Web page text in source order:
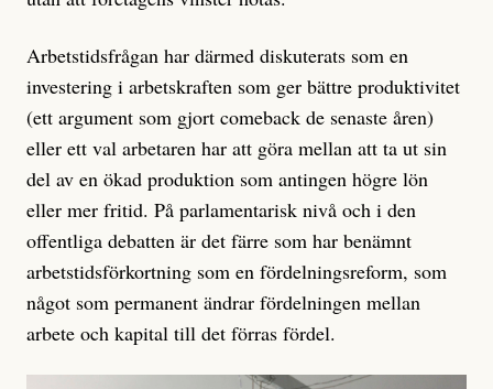
Arbetstidsfrågan har därmed diskuterats som en
investering i arbetskraften som ger bättre produktivitet
(ett argument som gjort comeback de senaste åren)
eller ett val arbetaren har att göra mellan att ta ut sin
del av en ökad produktion som antingen högre lön
eller mer fritid. På parlamentarisk nivå och i den
offentliga debatten är det färre som har benämnt
arbetstidsförkortning som en fördelningsreform, som
något som permanent ändrar fördelningen mellan
arbete och kapital till det förras fördel.